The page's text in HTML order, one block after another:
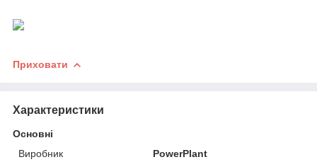
Приховати
Характеристики
Основні
Виробник
PowerPlant